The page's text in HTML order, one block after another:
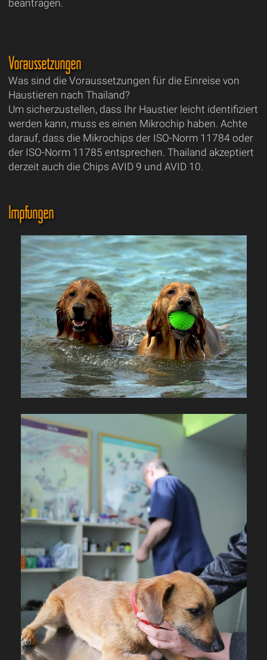
beantragen.
Voraussetzungen
Was sind die Voraussetzungen für die Einreise von
Haustieren nach Thailand?
Um sicherzustellen, dass Ihr Haustier leicht identifiziert
werden kann, muss es einen Mikrochip haben. Achte
darauf, dass die Mikrochips der ISO-Norm 11784 oder
der ISO-Norm 11785 entsprechen. Thailand akzeptiert
derzeit auch die Chips AVID 9 und AVID 10.
Impfungen